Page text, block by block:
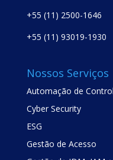
+55 (11) 2500-1646
+55 (11) 93019-1930
Nossos Serviços
Automação de
Cyber Security
ESG
Gestão de Acesso